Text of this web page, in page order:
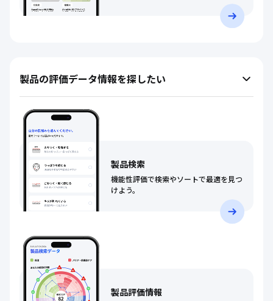
製品の評価データ情報を探したい
製品検索
機能性評価で検索やソートで最適を見つ
けよう。
製品評価情報